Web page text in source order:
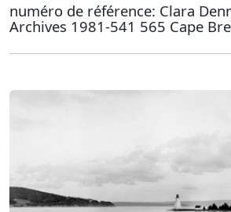
numéro de référence: Clara
Archives 1981-541 565 Cape